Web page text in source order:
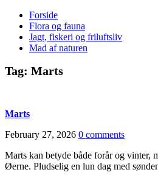
Forside
Flora og fauna
Jagt, fiskeri og friluftsliv
Mad af naturen
Tag: Marts
Marts
February 27, 2026 0 comments
Marts kan betyde både forår og vinter,
Øerne. Pludselig en lun dag med